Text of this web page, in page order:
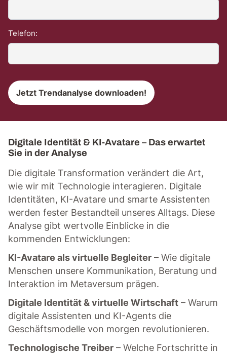
Telefon:
Digitale Identität & KI-Avatare – Das erwartet
Sie in der Analyse
Die digitale Transformation verändert die Art,
wie wir mit Technologie interagieren. Digitale
Identitäten, KI-Avatare und smarte Assistenten
werden fester Bestandteil unseres Alltags. Diese
Analyse gibt wertvolle Einblicke in die
kommenden Entwicklungen:
KI-Avatare als virtuelle Begleiter – Wie digitale
Menschen unsere Kommunikation, Beratung und
Interaktion im Metaversum prägen.
Digitale Identität & virtuelle Wirtschaft – Warum
digitale Assistenten und KI-Agents die
Geschäftsmodelle von morgen revolutionieren.
Technologische Treiber – Welche Fortschritte in